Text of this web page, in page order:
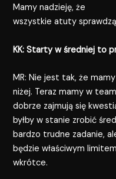
Mamy nadzieję, że
wszystkie atuty
KK: Starty w średniej to
MR: Nie jest tak, że
niżej. Teraz mamy w
dobrze zajmują się
byłby w stanie zrobić
bardzo trudne zadanie,
będzie właściwym
wkrótce.